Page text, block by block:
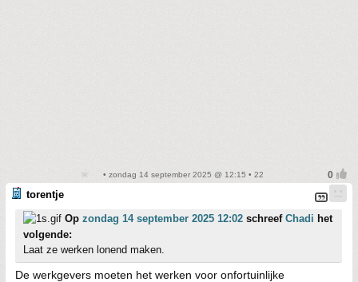
• zondag 14 september 2025 @ 12:15 • 22
torentje
Op zondag 14 september 2025 12:02 schreef Chadi het
volgende:
Laat ze werken lonend maken.
De werkgevers moeten het werken voor onfortuinlijke